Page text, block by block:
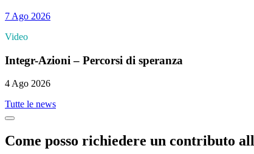
7 Ago 2026
Video
Integr-Azioni – Percorsi di speranza
4 Ago 2026
Tutte le news
Come posso richiedere un contributo